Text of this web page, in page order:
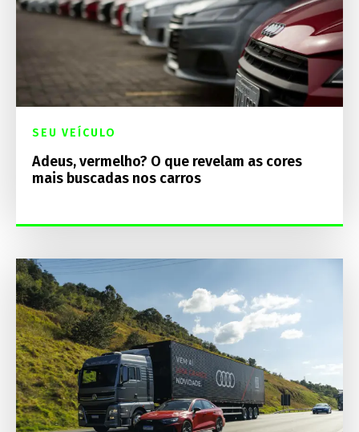
SEU VEÍCULO
Adeus, vermelho? O que revelam as cores
mais buscadas nos carros